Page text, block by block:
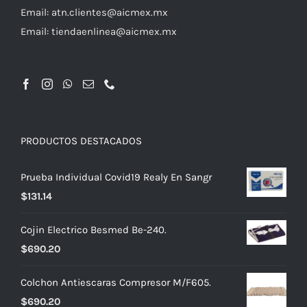
Email: atn.clientes@aicmex.mx
Email: tiendaenlinea@aicmex.mx
PRODUCTOS DESTACADOS
Prueba Individual Covid19 Realy En Sangr
$131.14
Cojin Electrico Besmed Be-240.
$690.20
Colchon Antiescaras Compresor M/F605.
$690.20